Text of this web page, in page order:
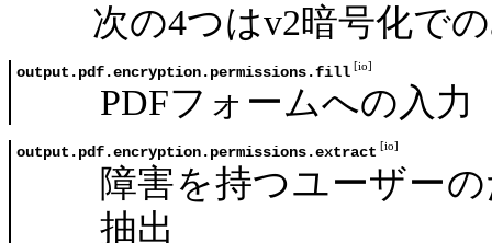
次の4つはv2暗号化で
output.pdf.encryption.permissions.fill
PDFフォームへの入力
output.pdf.encryption.permissions.extract
障害を持つユーザー
抽出